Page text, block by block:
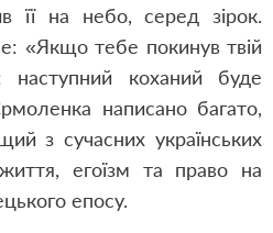
її на небо, серед зірок.
«Якщо тебе покинув твій
коханий буде
написано багато,
з сучасних українських
егоїзм та право на
епосу.